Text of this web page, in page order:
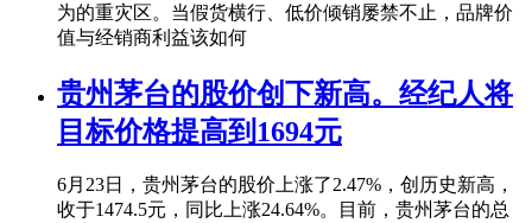
为的重灾区。当假货横行、低价倾销屡禁不止，品牌价
值与经销商利益该如何
贵州茅台的股价创下新高。经纪人将
目标价格提高到1694元
6月23日，贵州茅台的股价上涨了2.47%，创历史新高，
收于1474.5元，同比上涨24.64%。目前，贵州茅台的总